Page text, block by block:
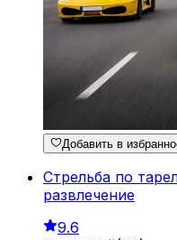
Добавить в
Стрельба по
развлечение
9.6